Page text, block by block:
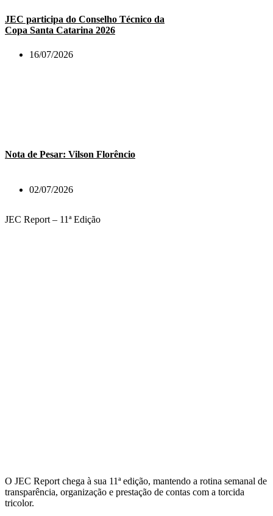
JEC participa do Conselho Técnico da
Copa Santa Catarina 2026
16/07/2026
Nota de Pesar: Vilson Florêncio
02/07/2026
JEC Report – 11ª Edição
O JEC Report chega à sua 11ª edição, mantendo a rotina semanal de
transparência, organização e prestação de contas com a torcida
tricolor.